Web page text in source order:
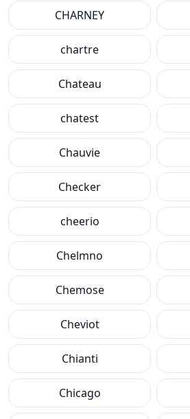
CHARNEY
chartre
Chateau
chatest
Chauvie
Checker
cheerio
Chelmno
Chemose
Cheviot
Chianti
Chicago